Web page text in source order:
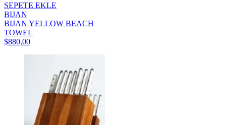
SEPETE EKLE
BIJAN
BIJAN YELLOW BEACH
TOWEL
$880,00